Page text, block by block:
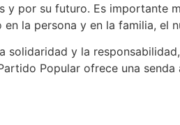
por su futuro. Es importante
la persona y en la familia, el
y la
Popular ofrece una